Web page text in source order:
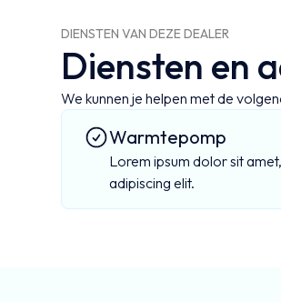
DIENSTEN VAN DEZE DEALER
Diensten en
We kunnen je helpen met de
Warmtepomp
Lorem ipsum dolor sit
adipiscing elit.